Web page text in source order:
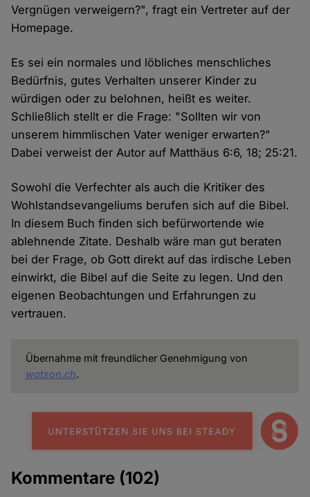
Vergnügen verweigern?", fragt ein Vertreter auf der
Homepage.
Es sei ein normales und löbliches menschliches
Bedürfnis, gutes Verhalten unserer Kinder zu
würdigen oder zu belohnen, heißt es weiter.
Schließlich stellt er die Frage: "Sollten wir von
unserem himmlischen Vater weniger erwarten?"
Dabei verweist der Autor auf Matthäus 6:6, 18; 25:21.
Sowohl die Verfechter als auch die Kritiker des
Wohlstandsevangeliums berufen sich auf die Bibel.
In diesem Buch finden sich befürwortende wie
ablehnende Zitate. Deshalb wäre man gut beraten
bei der Frage, ob Gott direkt auf das irdische Leben
einwirkt, die Bibel auf die Seite zu legen. Und den
eigenen Beobachtungen und Erfahrungen zu
vertrauen.
Übernahme mit freundlicher Genehmigung von
watson.ch.
Kommentare (102)